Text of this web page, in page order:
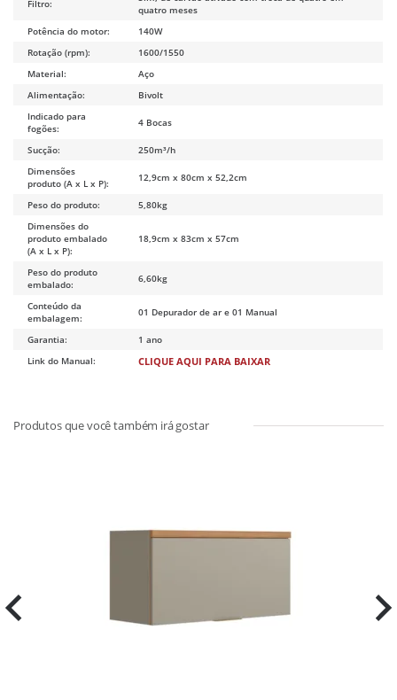
Filtro:
quatro meses
Potência do motor:
140W
Rotação (rpm):
1600/1550
Material:
Aço
Alimentação:
Bivolt
Indicado para
fogões:
4 Bocas
Sucção:
250m³/h
Dimensões
produto (A x L x P):
12,9cm x 80cm x 52,2cm
Peso do produto:
5,80kg
Dimensões do
produto embalado
(A x L x P):
18,9cm x 83cm x 57cm
Peso do produto
embalado:
6,60kg
Conteúdo da
embalagem:
01 Depurador de ar e 01 Manual
Garantia:
1 ano
Link do Manual:
CLIQUE AQUI PARA BAIXAR